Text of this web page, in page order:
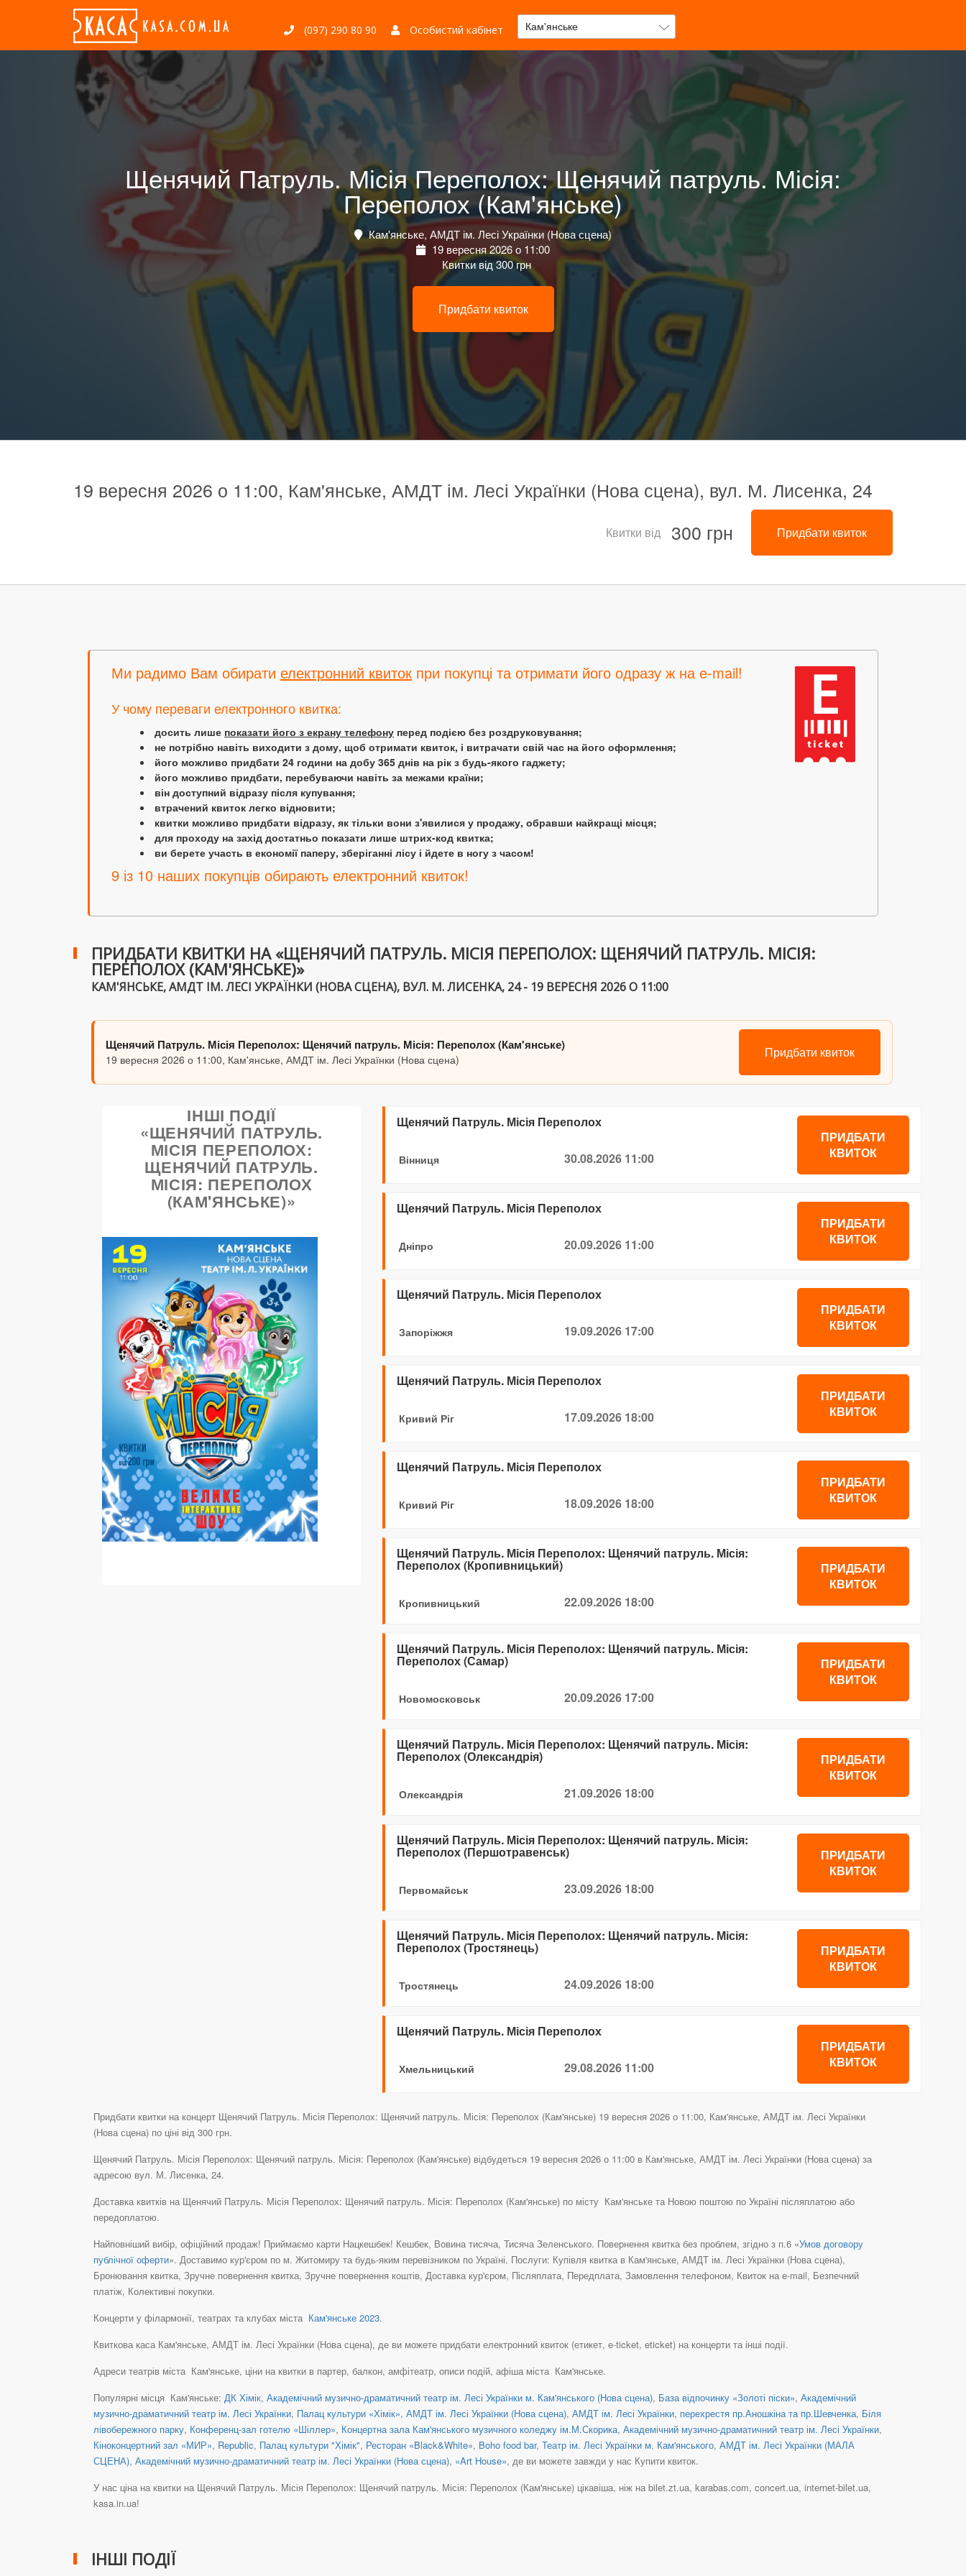
(097) 290 80 90 Особистий кабінет Кам'янське
Щенячий Патруль. Місія Переполох: Щенячий патруль. Місія:
Переполох (Кам'янське)
Кам'янське, АМДТ ім. Лесі Українки (Нова сцена)
19 вересня 2026 о 11:00
Квитки від 300 грн
Придбати квиток
19 вересня 2026 о 11:00, Кам'янське, АМДТ ім. Лесі Українки (Нова сцена), вул. М. Лисенка, 24
Квитки від 300 грн Придбати квиток
Ми радимо Вам обирати електронний квиток при покупці та отримати його одразу ж на e-mail!
У чому переваги електронного квитка:
досить лише показати його з екрану телефону перед подією без роздруковування;
не потрібно навіть виходити з дому, щоб отримати квиток, і витрачати свій час на його оформлення;
його можливо придбати 24 години на добу 365 днів на рік з будь-якого гаджету;
його можливо придбати, перебуваючи навіть за межами країни;
він доступний відразу після купування;
втрачений квиток легко відновити;
квитки можливо придбати відразу, як тільки вони з'явилися у продажу, обравши найкращі місця;
для проходу на захід достатньо показати лише штрих-код квитка;
ви берете участь в економії паперу, зберіганні лісу і йдете в ногу з часом!
9 із 10 наших покупців обирають електронний квиток!
ПРИДБАТИ КВИТКИ НА «ЩЕНЯЧИЙ ПАТРУЛЬ. МІСІЯ ПЕРЕПОЛОХ: ЩЕНЯЧИЙ ПАТРУЛЬ. МІСІЯ:
ПЕРЕПОЛОХ (КАМ'ЯНСЬКЕ)»
КАМ'ЯНСЬКЕ, АМДТ ІМ. ЛЕСІ УКРАЇНКИ (НОВА СЦЕНА), ВУЛ. М. ЛИСЕНКА, 24 - 19 ВЕРЕСНЯ 2026 О 11:00
Щенячий Патруль. Місія Переполох: Щенячий патруль. Місія: Переполох (Кам'янське)
19 вересня 2026 о 11:00, Кам'янське, АМДТ ім. Лесі Українки (Нова сцена) Придбати квиток
ІНШІ ПОДІЇ
«ЩЕНЯЧИЙ ПАТРУЛЬ.
МІСІЯ ПЕРЕПОЛОХ:
ЩЕНЯЧИЙ ПАТРУЛЬ.
МІСІЯ: ПЕРЕПОЛОХ
(КАМ'ЯНСЬКЕ)»
Щенячий Патруль. Місія Переполох
Вінниця 30.08.2026 11:00
ПРИДБАТИ
КВИТОК
Щенячий Патруль. Місія Переполох
Дніпро 20.09.2026 11:00
ПРИДБАТИ
КВИТОК
Щенячий Патруль. Місія Переполох
Запоріжжя 19.09.2026 17:00
ПРИДБАТИ
КВИТОК
Щенячий Патруль. Місія Переполох
Кривий Ріг 17.09.2026 18:00
ПРИДБАТИ
КВИТОК
Щенячий Патруль. Місія Переполох
Кривий Ріг 18.09.2026 18:00
ПРИДБАТИ
КВИТОК
Щенячий Патруль. Місія Переполох: Щенячий патруль. Місія:
Переполох (Кропивницький)
Кропивницький 22.09.2026 18:00
ПРИДБАТИ
КВИТОК
Щенячий Патруль. Місія Переполох: Щенячий патруль. Місія:
Переполох (Самар)
Новомосковськ 20.09.2026 17:00
ПРИДБАТИ
КВИТОК
Щенячий Патруль. Місія Переполох: Щенячий патруль. Місія:
Переполох (Олександрія)
Олександрія 21.09.2026 18:00
ПРИДБАТИ
КВИТОК
Щенячий Патруль. Місія Переполох: Щенячий патруль. Місія:
Переполох (Першотравенськ)
Первомайськ 23.09.2026 18:00
ПРИДБАТИ
КВИТОК
Щенячий Патруль. Місія Переполох: Щенячий патруль. Місія:
Переполох (Тростянець)
Тростянець 24.09.2026 18:00
ПРИДБАТИ
КВИТОК
Щенячий Патруль. Місія Переполох
Хмельницький 29.08.2026 11:00
ПРИДБАТИ
КВИТОК
Придбати квитки на концерт Щенячий Патруль. Місія Переполох: Щенячий патруль. Місія: Переполох (Кам'янське) 19 вересня 2026 о 11:00, Кам'янське, АМДТ ім. Лесі Українки
(Нова сцена) по ціні від 300 грн.
Щенячий Патруль. Місія Переполох: Щенячий патруль. Місія: Переполох (Кам'янське) відбудеться 19 вересня 2026 о 11:00 в Кам'янське, АМДТ ім. Лесі Українки (Нова сцена) за
адресою вул. М. Лисенка, 24.
Доставка квитків на Щенячий Патруль. Місія Переполох: Щенячий патруль. Місія: Переполох (Кам'янське) по місту Кам'янське та Новою поштою по Україні післяплатою або
передоплатою.
Найповніший вибір, офіційний продаж! Приймаємо карти Нацкешбек! Кешбек, Вовина тисяча, Тисяча Зеленського. Повернення квитка без проблем, згідно з п.6 «Умов договору
публічної оферти». Доставимо кур'єром по м. Житомиру та будь-яким перевізником по Україні. Послуги: Купівля квитка в Кам'янське, АМДТ ім. Лесі Українки (Нова сцена),
Бронювання квитка, Зручне повернення квитка, Зручне повернення коштів, Доставка кур'єром, Післяплата, Передплата, Замовлення телефоном, Квиток на e-mail, Безпечний
платіж, Колективні покупки.
Концерти у філармонії, театрах та клубах міста Кам'янське 2023.
Квиткова каса Кам'янське, АМДТ ім. Лесі Українки (Нова сцена), де ви можете придбати електронний квиток (етикет, e-ticket, eticket) на концерти та інші події.
Адреси театрів міста Кам'янське, ціни на квитки в партер, балкон, амфітеатр, описи подій, афіша міста Кам'янське.
Популярні місця Кам'янське: ДК Хімік, Академічний музично-драматичний театр ім. Лесі Українки м. Кам'янського (Нова сцена), База відпочинку «Золоті піски», Академічний
музично-драматичний театр ім. Лесі Українки, Палац культури «Хімік», АМДТ ім. Лесі Українки (Нова сцена), АМДТ ім. Лесі Українки, перехрестя пр.Аношкіна та пр.Шевченка, Біля
лівобережного парку, Конференц-зал готелю «Шіллер», Концертна зала Кам'янського музичного коледжу ім.М.Скорика, Академічний музично-драматичний театр ім. Лесі Українки,
Кіноконцертний зал «МИР», Republic, Палац культури "Хімік", Ресторан «Black&White», Boho food bar, Театр ім. Лесі Українки м. Кам'янського, АМДТ ім. Лесі Українки (МАЛА
СЦЕНА), Академічний музично-драматичний театр ім. Лесі Українки (Нова сцена), «Art House», де ви можете завжди у нас Купити квиток.
У нас ціна на квитки на Щенячий Патруль. Місія Переполох: Щенячий патруль. Місія: Переполох (Кам'янське) цікавіша, ніж на bilet.zt.ua, karabas.com, concert.ua, internet-bilet.ua,
kasa.in.ua!
ІНШІ ПОДІЇ